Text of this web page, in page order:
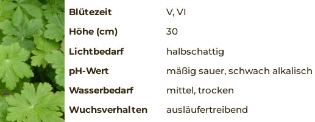
Blütezeit
V, VI
Höhe (cm)
30
Lichtbedarf
halbschattig
pH-Wert
mäßig sauer, schwach alkalisch
Wasserbedarf
mittel, trocken
Wuchsverhalten
ausläufertreibend